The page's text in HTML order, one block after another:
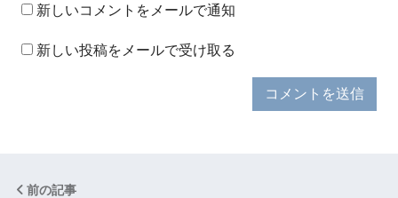
新しいコメントをメールで通知
新しい投稿をメールで受け取る
前の記事